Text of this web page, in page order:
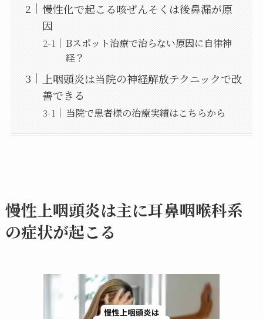
慢性化で起こる咳ぜんそくは後鼻漏が原
因
Bスポット治療で治らない原因に自律神
経？
上咽頭炎は当院の神経解放テクニックで改
善できる
当院で患者様の治療実績はこちらから
慢性上咽頭炎は主に耳鼻咽喉科系
の症状が起こる